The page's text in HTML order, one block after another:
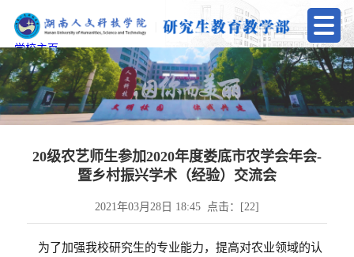
学校主页
20级农艺师生参加2020年度娄底市农学会年会-
暨乡村振兴学术（经验）交流会
2021年03月28日 18:45 点击：[22]
为了加强我校研究生的专业能力，提高对农业领域的认